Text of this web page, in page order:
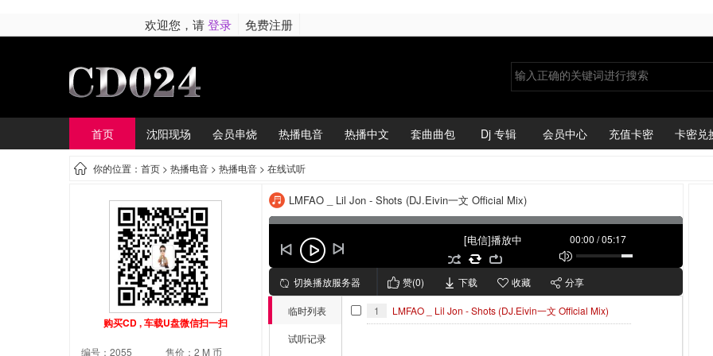
欢迎您，请登录 免费注册
首页 沈阳现场 会员串烧 热播电音 热播中文 套曲曲包 Dj 专辑 会员中心 充值卡密 卡密兑
你的位置：首页 > 热播电音 > 热播电音 > 在线试听
购买CD , 车载U盘微信扫一扫
编号：2055
售价：2 M 币
LMFAO _ Lil Jon - Shots (DJ.Eivin一文 Official Mix)
[电信]播放中 00:00 /05:17
切换播放服务器 赞(0) 下载 收藏 分享
临时列表
试听记录
1 LMFAO _ Lil Jon - Shots (DJ.Eivin一文 Official Mix)